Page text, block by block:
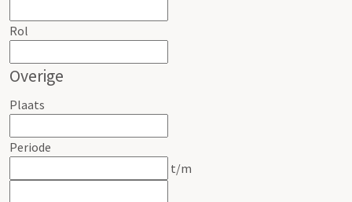
Rol
Overige
Plaats
Periode
t/m